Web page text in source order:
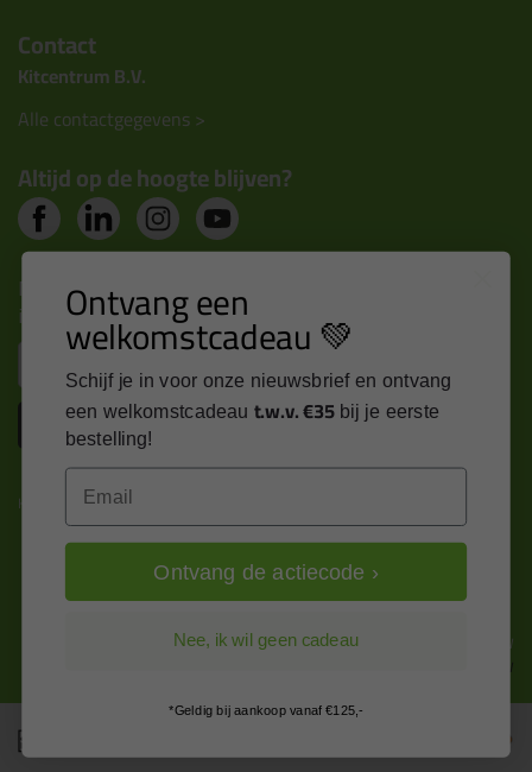
Contact
Kitcentrum B.V.
Alle contactgegevens >
Altijd op de hoogte blijven?
Nieuws, tips en exclusieve deals rechtstreeks in je
inbox
Inschrijven
Kitcentrum is trots op:
Alle prijzen zijn in EURO en excl. 21% BTW
wijzig naar incl. BTW
Ontvang een
welkomstcadeau 💚
Schijf je in voor onze nieuwsbrief en ontvang
een welkomstcadeau t.w.v. €35 bij je eerste
bestelling!
Email
Ontvang de actiecode ›
Nee, ik wil geen cadeau
*Geldig bij aankoop vanaf €125,-